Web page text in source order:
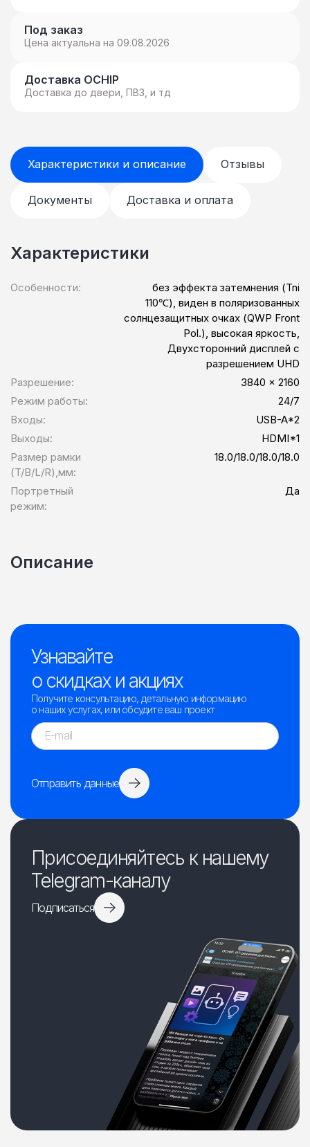
Под заказ
Цена актуальна на 09.08.2026
Доставка OCHIP
Доставка до двери, ПВЗ, и тд
Характеристики и описание Отзывы
Документы Доставка и оплата
Характеристики
Особенности:
без эффекта затемнения (Tni
110℃), виден в поляризованных
солнцезащитных очках (QWP Front
Pol.), высокая яркость,
Двухсторонний дисплей с
разрешением UHD
Разрешение:
3840 × 2160
Режим работы:
24/7
Входы:
USB-A*2
Выходы:
HDMI*1
Размер рамки
(T/B/L/R),мм:
18.0/18.0/18.0/18.0
Портретный
режим:
Да
Описание
Узнавайте
о скидках и акциях
Получите консультацию, детальную информацию
о наших услугах, или обсудите ваш проект
Отправить данные
Присоединяйтесь к нашему
Telegram-каналу
Подписаться